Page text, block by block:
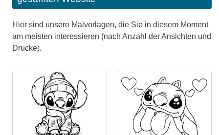
Hier sind unsere Malvorlagen, die Sie in diesem Moment
am meisten interessieren (nach Anzahl der Ansichten und
Drucke).